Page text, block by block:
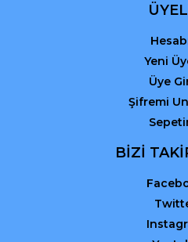
Yeni
Üye
Şifremi
BİZİ